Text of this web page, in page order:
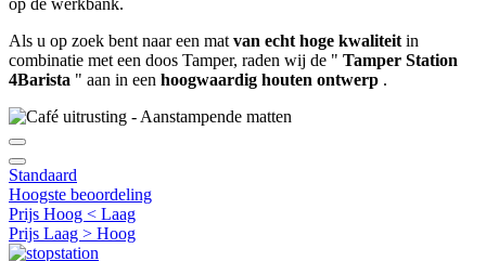
Als u op zoek bent naar een mat van echt hoge kwaliteit in
combinatie met een doos Tamper, raden wij de " Tamper Station
4Barista " aan in een hoogwaardig houten ontwerp .
Standaard
Hoogste beoordeling
Prijs Hoog < Laag
Prijs Laag > Hoog